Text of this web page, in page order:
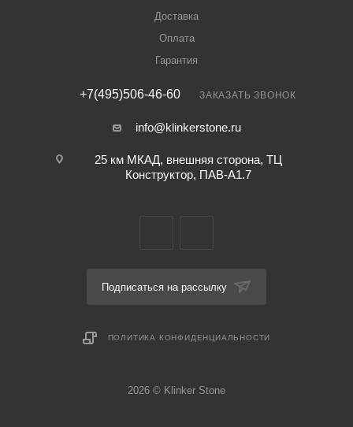
Доставка
Оплата
Гарантия
+7(495)506-46-60 ЗАКАЗАТЬ ЗВОНОК
info@klinkerstone.ru
25 км МКАД, внешняя сторона, ТЦ
Конструктор, ПАВ-А1.7
Подписаться на рассылку
ПОЛИТИКА КОНФИДЕНЦИАЛЬНОСТИ
2026 © Klinker Stone